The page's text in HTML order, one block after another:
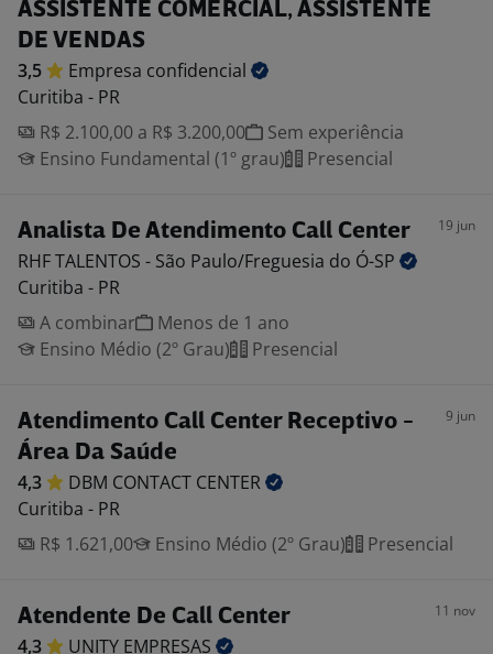
ASSISTENTE COMERCIAL, ASSISTENTE
DE VENDAS
3,5 Empresa confidencial
Curitiba - PR
R$ 2.100,00 a R$ 3.200,00
Sem experiência
Ensino Fundamental (1º grau)
Presencial
Analista De Atendimento Call Center 19 jun
RHF TALENTOS - São Paulo/Freguesia do Ó-SP
Curitiba - PR
A combinar
Menos de 1 ano
Ensino Médio (2º Grau)
Presencial
Atendimento Call Center Receptivo -
Área Da Saúde
9 jun
4,3 DBM CONTACT CENTER
Curitiba - PR
R$ 1.621,00
Ensino Médio (2º Grau) Presencial
Atendente De Call Center 11 nov
4,3 UNITY EMPRESAS